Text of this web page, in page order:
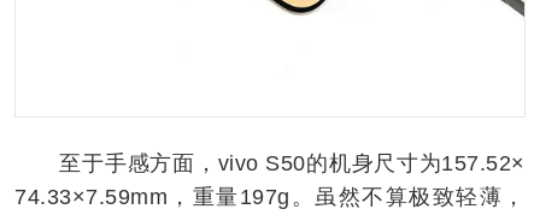
至于手感方面，vivo S50的机身尺寸为157.52×
74.33×7.59mm，重量197g。虽然不算极致轻薄，